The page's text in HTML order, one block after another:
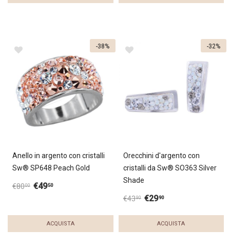
Anello in argento con cristalli
Sw® SP648 Peach Gold
€8000 €4950
ACQUISTA
-38%
Orecchini d'argento con
cristalli da Sw® SO363 Silver
Shade
€4390 €2990
ACQUISTA
-32%